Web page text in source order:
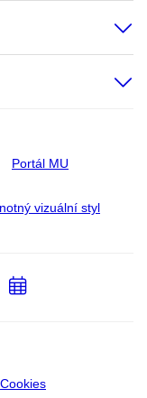
Portál MU
vizuální styl
Cookies
Přidat